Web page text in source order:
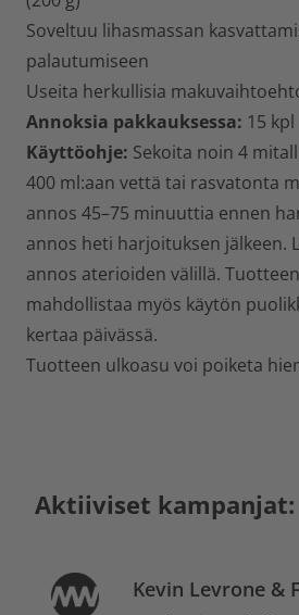
Soveltuu lihasmassan
palautumiseen
Useita herkullisia
Annoksia pakkauksessa: 15 kpl
Käyttöohje: Sekoita noin 4
400 ml:aan vettä tai rasvatonta
annos 45–75 minuuttia ennen
annos heti harjoituksen jälkeen.
annos aterioiden välillä.
mahdollistaa myös käytön
kertaa päivässä.
Tuotteen ulkoasu voi poiketa
Aktiiviset kampanjat:
Kevin Levrone &